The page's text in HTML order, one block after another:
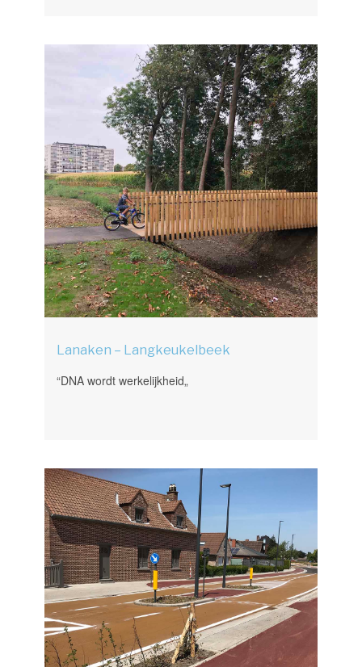
Lanaken – Langkeukelbeek
“DNA wordt werkelijkheid„